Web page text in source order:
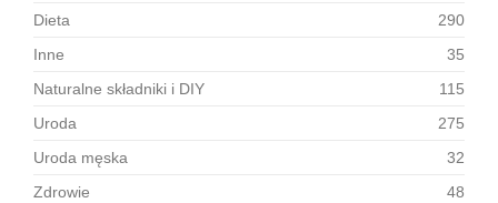
Dieta
290
Inne
35
Naturalne składniki i DIY
115
Uroda
275
Uroda męska
32
Zdrowie
48